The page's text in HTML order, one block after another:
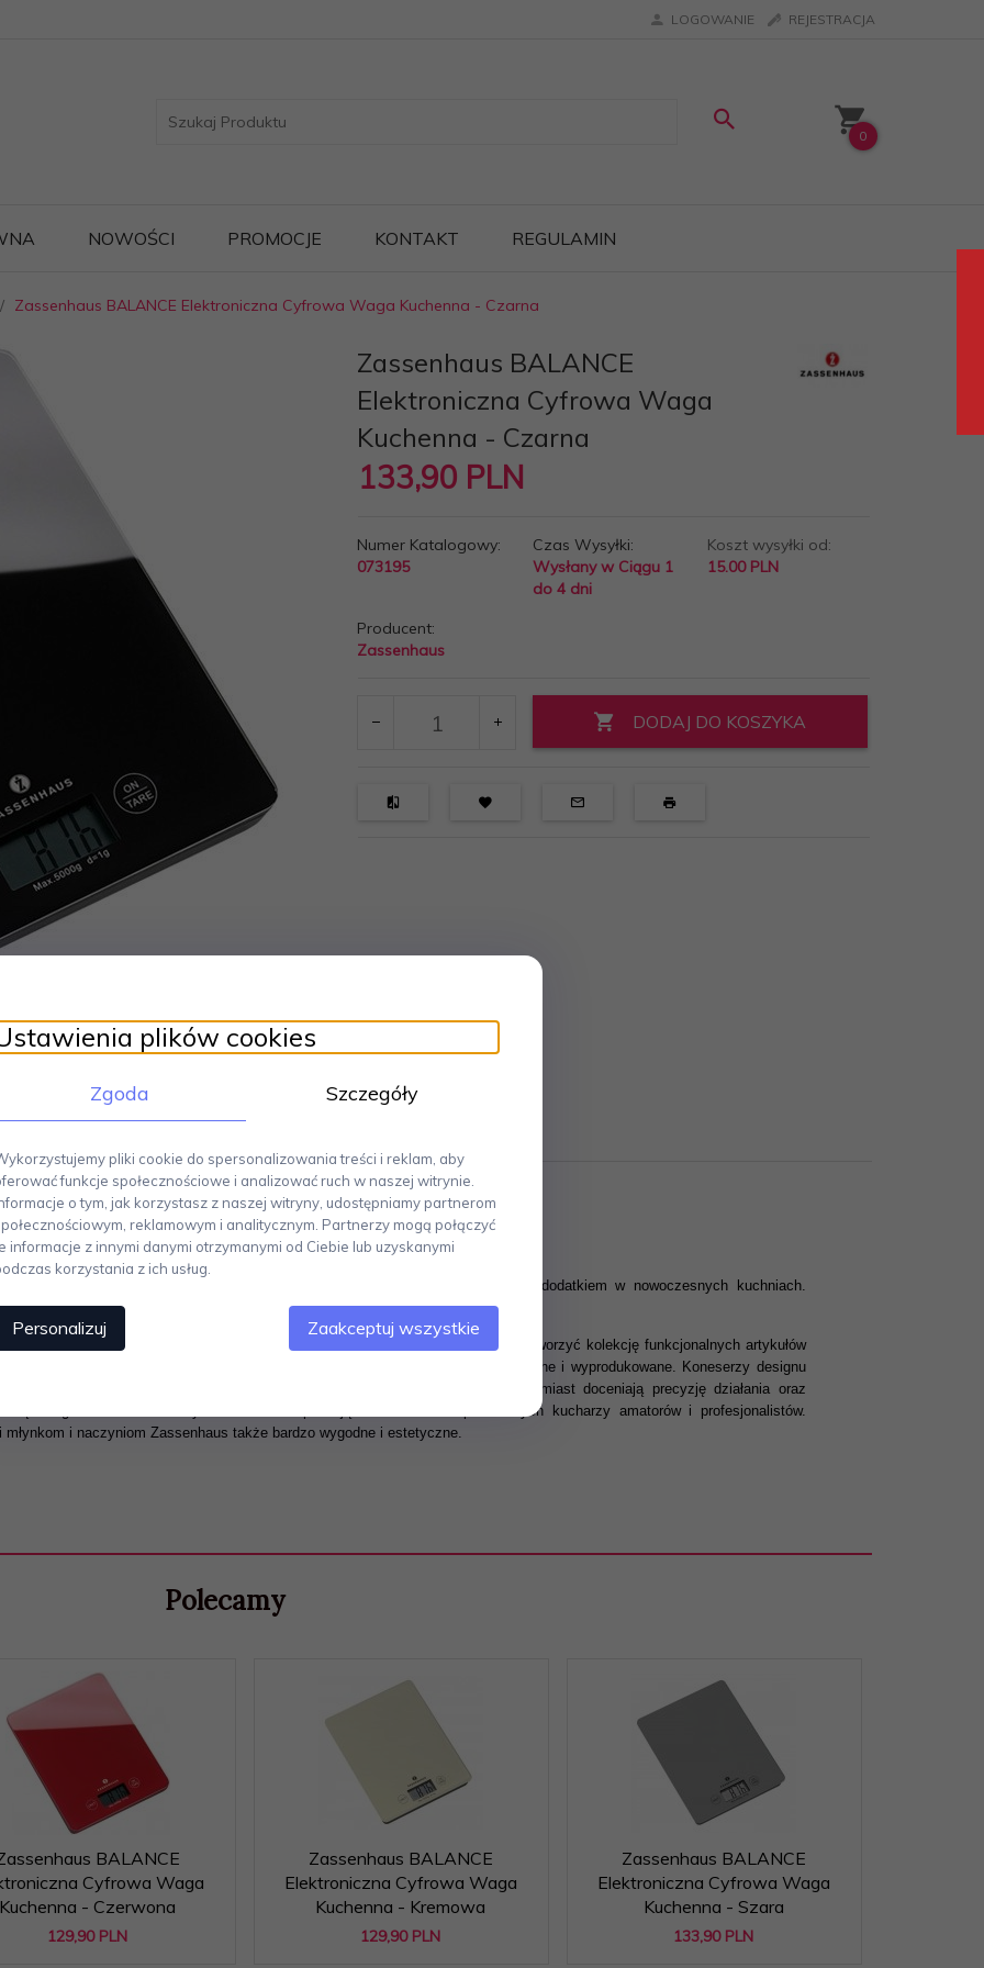
LOGOWANIE REJESTRACJA
0
NOWOŚCI PROMOCJE KONTAKT REGULAMIN
Zassenhaus BALANCE Elektroniczna Cyfrowa Waga Kuchenna - Czarna
Zassenhaus BALANCE
Elektroniczna Cyfrowa Waga
Kuchenna - Czarna
133,90 PLN
Numer Katalogowy:
073195
Czas Wysyłki:
Wysłany w Ciągu 1
do 4 dni
Koszt wysyłki od:
15.00 PLN
Producent:
Zassenhaus
DODAJ DO KOSZYKA
i elegancja. Oprócz swojej funkcjonalności będzie niewątpliwie ciekawym dodatkiem w nowoczesnych kuchniach.
oraz tworzywa. Wymiary: 20 x 16 cm. Numer katalogowy: ZS-073195
wysoka jakość produktów i bogaty know-how pozwoliły jej osiągnąć sukces i stworzyć kolekcję funkcjonalnych artykułów
Zassenhaus, ten zna ich jakość oraz pasję z jaką zostały zaprojektowane i wyprodukowane. Koneserzy designu
kolekcji a także nieprzeciętną wytrzymałością produktów, kucharze natomiast doceniają precyzję działania oraz
mielenia.Produkty Zassenhaus spełniają oczekiwania współczesnych kucharzy amatorów i profesjonalistów.
i naczyniom Zassenhaus także bardzo wygodne i estetyczne.
Polecamy
BALANCE
Cyfrowa Waga
Kuchenna - Czerwona
129,90 PLN
Zassenhaus BALANCE
Elektroniczna Cyfrowa Waga
Kuchenna - Kremowa
129,90 PLN
Zassenhaus BALANCE
Elektroniczna Cyfrowa Waga
Kuchenna - Szara
133,90 PLN
plików cookies
Zgoda Szczegóły
pliki cookie do spersonalizowania treści i reklam, aby
funkcje społecznościowe i analizować ruch w naszej witrynie.
o tym, jak korzystasz z naszej witryny, udostępniamy partnerom
reklamowym i analitycznym. Partnerzy mogą połączyć
informacje z innymi danymi otrzymanymi od Ciebie lub uzyskanymi
korzystania z ich usług.
Personalizuj Zaakceptuj wszystkie